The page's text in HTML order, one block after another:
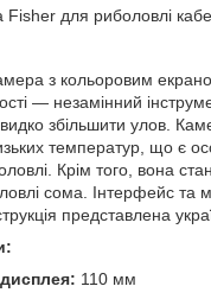
Fisher для риболовлі
з кольоровим
— незамінний
збільшити улов.
температур, що є
Крім того, вона
сома. Інтерфейс та
представлена
110 мм